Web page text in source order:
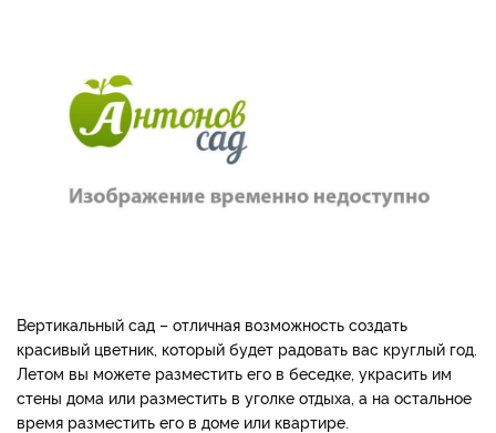
Вертикальный сад – отличная возможность создать
красивый цветник, который будет радовать вас круглый год.
Летом вы можете разместить его в беседке, украсить им
стены дома или разместить в уголке отдыха, а на остальное
время разместить его в доме или квартире.